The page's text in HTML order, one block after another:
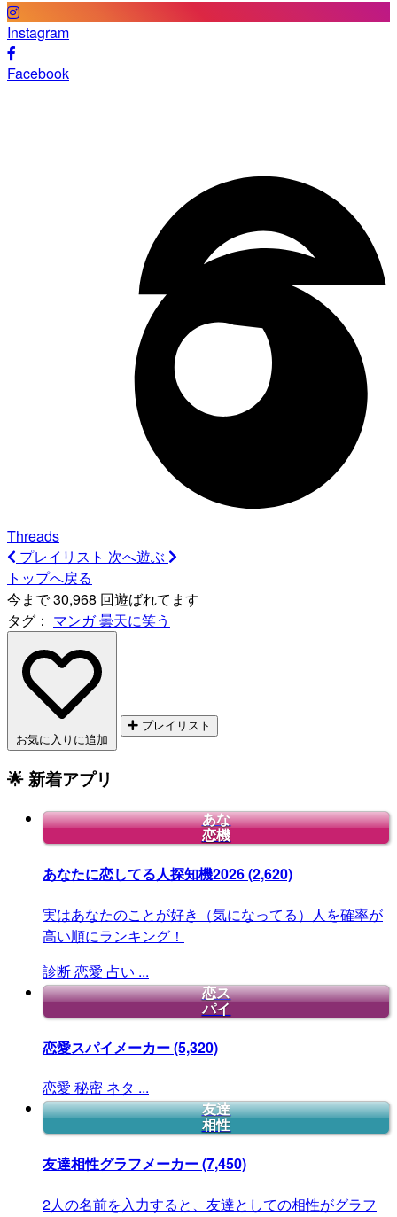
Instagram
Facebook
Threads
プレイリスト 次へ遊ぶ
トップへ戻る
今まで 30,968 回遊ばれてます
タグ： マンガ曇天に笑う
お気に入りに追加
プレイリスト
🌟 新着アプリ
あな
恋機
あなたに恋してる人探知機2026(2,620)
実はあなたのことが好き（気になってる）人を確率が
高い順にランキング！
診断恋愛 占い ...
恋ス
パイ
恋愛スパイメーカー(5,320)
恋愛 秘密 ネタ ...
友達
相性
友達相性グラフメーカー(7,450)
2人の名前を入力すると、友達としての相性がグラフ